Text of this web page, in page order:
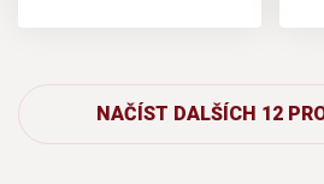
NAČÍST DALŠÍCH 12